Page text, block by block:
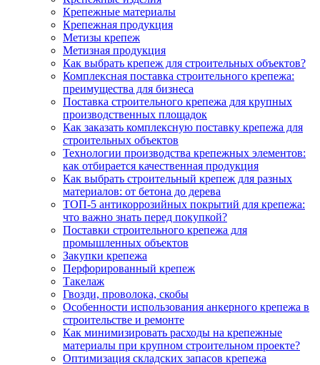
Крепежные материалы
Крепежная продукция
Метизы крепеж
Метизная продукция
Как выбрать крепеж для строительных объектов?
Комплексная поставка строительного крепежа:
преимущества для бизнеса
Поставка строительного крепежа для крупных
производственных площадок
Как заказать комплексную поставку крепежа для
строительных объектов
Технологии производства крепежных элементов:
как отбирается качественная продукция
Как выбрать строительный крепеж для разных
материалов: от бетона до дерева
ТОП-5 антикоррозийных покрытий для крепежа:
что важно знать перед покупкой?
Поставки строительного крепежа для
промышленных объектов
Закупки крепежа
Перфорированный крепеж
Такелаж
Гвозди, проволока, скобы
Особенности использования анкерного крепежа в
строительстве и ремонте
Как минимизировать расходы на крепежные
материалы при крупном строительном проекте?
Оптимизация складских запасов крепежа